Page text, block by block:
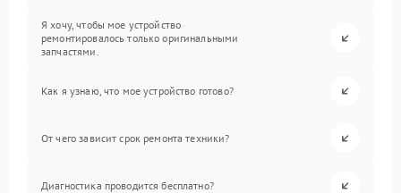
Я хочу, чтобы мое устройство
ремонтировалось только оригинальными
запчастями.
Как я узнаю, что мое устройство готово?
От чего зависит срок ремонта техники?
Диагностика проводится бесплатно?